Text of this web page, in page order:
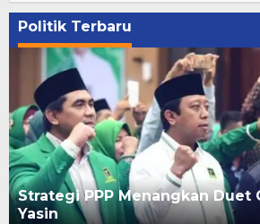
Politik Terbaru
Strategi PPP Menangkan Duet
Yasin